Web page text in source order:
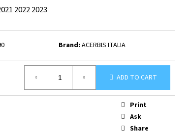
20222023
Brand:ACERBIS ITALIA
ADD TO CART
Print
Ask
Share